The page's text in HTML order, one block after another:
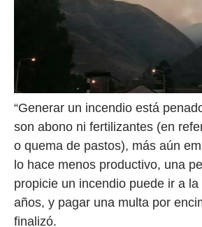
“Generar un incendio está
son abono ni fertilizantes (en
o quema de pastos), más aún
lo hace menos productivo, una
propicie un incendio puede ir a
años, y pagar una multa por
finalizó.